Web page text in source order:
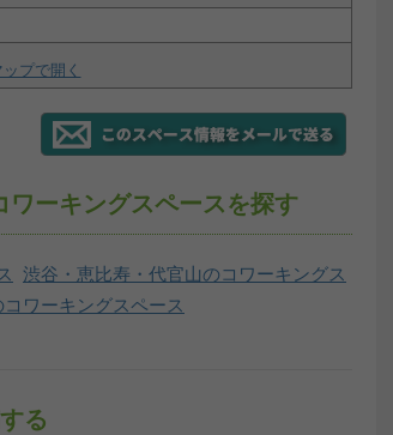
プで開く
ーキングスペースを探す
渋谷・恵比寿・代官山のコワーキングス
ワーキングスペース
る